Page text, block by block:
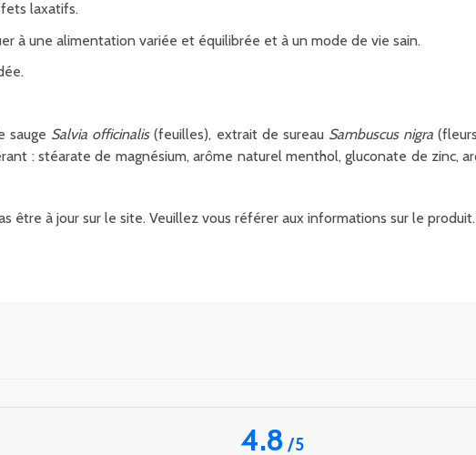
laxatifs.
à une alimentation variée et équilibrée et à un mode de vie sain.
sauge Salvia officinalis(feuilles), extrait de sureau Sambuscus nigra
: stéarate de magnésium, arôme naturel menthol, gluconate de zinc,
être à jour sur le site. Veuillez vous référer aux informations sur le
4.8/5